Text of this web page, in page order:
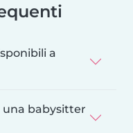
a
una babysitter